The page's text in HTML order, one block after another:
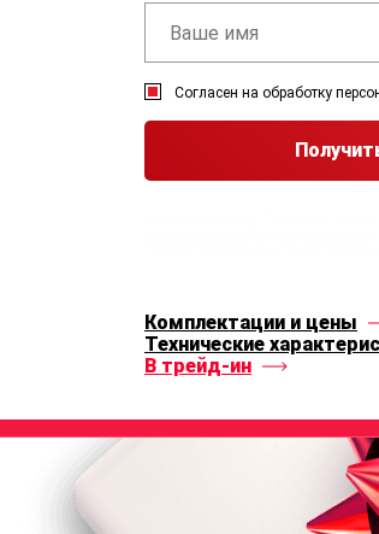
Согласен на обработку
Комплектации и цены
Технические
В трейд-ин